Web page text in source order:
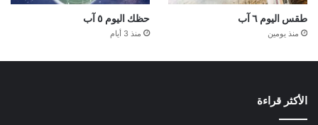
طقس اليوم ٦ آب
منذ يومين
حظك اليوم ٥ آب
منذ 3 أيام
الأكثر قراءة